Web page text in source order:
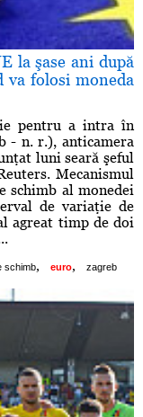
la şase ani după
va folosi moneda
pentru a intra în
- n. r.), anticamera
luni seară şeful
Mecanismul
schimb al monedei
de variaţie de
agreat timp de doi
schimb, euro, zagreb